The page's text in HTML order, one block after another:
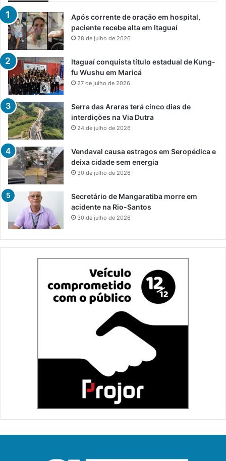
Após corrente de oração em hospital,
paciente recebe alta em Itaguaí
28 de julho de 2026
Itaguaí conquista título estadual de Kung-
fu Wushu em Maricá
27 de julho de 2026
Serra das Araras terá cinco dias de
interdições na Via Dutra
24 de julho de 2026
Vendaval causa estragos em Seropédica e
deixa cidade sem energia
30 de julho de 2026
Secretário de Mangaratiba morre em
acidente na Rio-Santos
30 de julho de 2026